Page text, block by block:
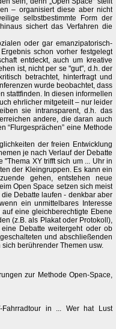
– organisiert diese aber nicht
selbstbestimmte Form der
sichert das Verfahren die
oder gar emanzipatorisch-
schon vorher festgelegt
entdeckt, auch um kreative
ist, nicht per se "gut", d.h. der
betrachtet, hinterfragt und
wurde beobachtet, dass
stattfinden. In diesen informellen
ehrlicher mitgeteilt – nur leider
sie intransparent, d.h. das
andere, die daran auch
“Flurgesprächen” eine Methode
der freien Entwicklung
je nach Verlauf der Debatte
XY trifft sich um ... Uhr in
der Kleingruppen. Es kann ein
gehen, entstehen neue
Open Space setzen sich meist
Debatte laufen - denkbar aber
ein unmittelbares Interesse
eine gleichberechtigte Ebene
(z.B. als Plakat oder Protokoll),
Debatte weitergeht oder ob
und abschließenden
berührender Themen usw.
zur Methode Open-Space,
Fahrradtour in ... Wer hat Lust